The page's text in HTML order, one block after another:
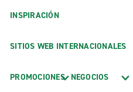
INSPIRACIÓN
SITIOS WEB INTERNACIONALES
PROMOCIONES NEGOCIOS